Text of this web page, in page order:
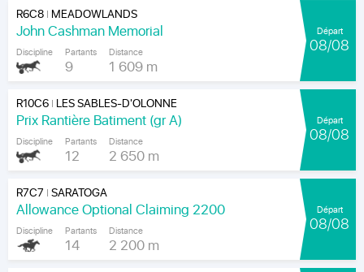
R6C8| MEADOWLANDS
John Cashman Memorial
Discipline Partants
9
Distance
1 609 m
Départ
08/08
R10C6| LES SABLES-D'OLONNE
Prix Rantière Batiment (gr A)
Discipline Partants
12
Distance
2 650 m
Départ
08/08
R7C7 |SARATOGA
Allowance Optional Claiming 2200
Discipline Partants
14
Distance
2 200 m
Départ
08/08